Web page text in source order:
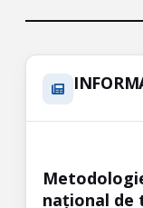
național de